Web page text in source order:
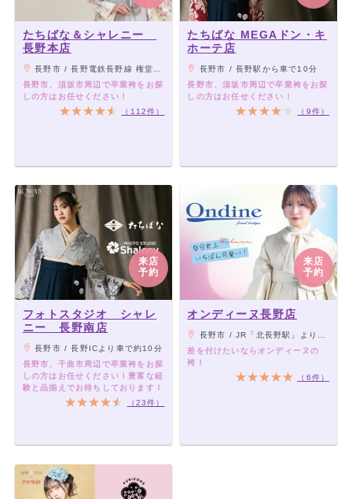
たちばな＆シャレニー
長野本店
長野市 / 長野電鉄長野線 権堂駅から徒歩3分
長野市、須坂市周辺で卒業袴をお探
しの方はお任せください！
（112件）
たちばな MEGAドン・キ
ホーテ店
長野市 / 長野駅から車で10分
長野市、須坂市周辺で卒業袴をお探
しの方はお任せください！
（9件）
来店
予約
フォトスタジオ シャレ
ニー 長野南店
長野市 / 長野ICより車で約10分
長野市、千曲市周辺で卒業袴をお探
しの方はお任せください！豊富な経
験と品揃えでお待ちしております！
（23件）
来店
予約
オンディーヌ長野店
長野市 / JR「北長野駅」より徒歩15分、車で5分
差を付けたいならオンディーヌの
袴！
（6件）